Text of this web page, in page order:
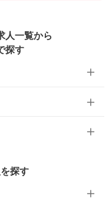
人一覧から
探す
探す